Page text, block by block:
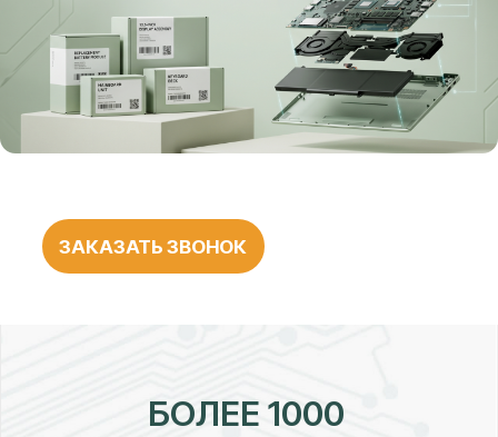
БОЛЕЕ 1000
ПОЛОЖИТЕЛЬНЫХ
ОТЗЫВОВО НАШЕЙ